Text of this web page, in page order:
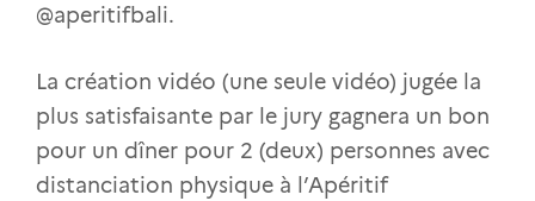
@aperitifbali.
La création vidéo (une seule vidéo) jugée la
plus satisfaisante par le jury gagnera un bon
pour un dîner pour 2 (deux) personnes avec
distanciation physique à l’Apéritif